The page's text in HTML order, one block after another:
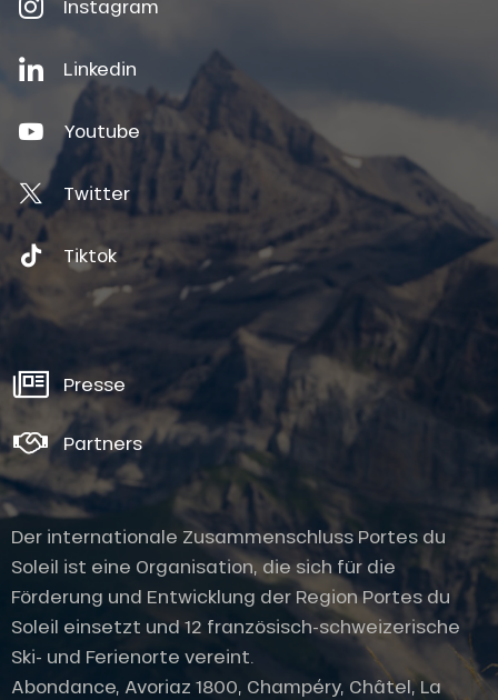
Instagram
Linkedin
Youtube
Twitter
Tiktok
Presse
Partners
Der internationale Zusammenschluss Portes du
Soleil ist eine Organisation, die sich für die
Förderung und Entwicklung der Region Portes du
Soleil einsetzt und 12 französisch-schweizerische
Ski- und Ferienorte vereint.
Abondance, Avoriaz 1800, Champéry, Châtel, La